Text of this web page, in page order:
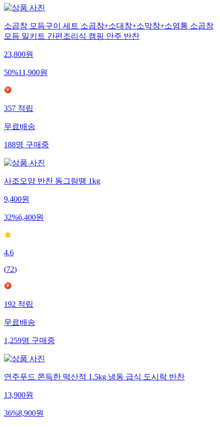
소곱창 모듬구이 세트 소곱창+소대창+소막창+소염통 소곱창
모듬 밀키트 간편조리식 캠핑 안주 반찬
23,800원
50%11,900원
357적립
무료배송
188명구매중
사조오양 반찬 동그랑땡 1kg
9,400원
32%6,400원
4.6
(72)
192적립
무료배송
1,259명구매중
연주푸드 쫀득한 떡산적 1.5kg 냉동 급식 도시락 반찬
13,900원
36%8,900원